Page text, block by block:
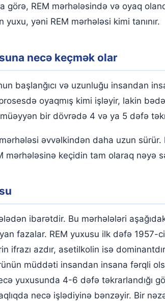
görə, REM mərhələsində və oyaq
yuxu, yəni REM mərhələsi kimi tanınır.
necə keçmək olar
başlanğıcı və uzunluğu insandan
oyaqmış kimi işləyir, lakin
bir dövrədə 4 və ya 5 dəfə
əvvəlkindən daha uzun
mərhələsinə keçidin tam olaraq nəyə
ibarətdir. Bu mərhələləri
fazalar. REM yuxusu ilk dəfə
ifrazı azdır, asetilkolin isə
müddəti insandan insana fərqli
yuxusunda 4-6 dəfə təkrarlandığı
necə işlədiyinə bənzəyir. Bir